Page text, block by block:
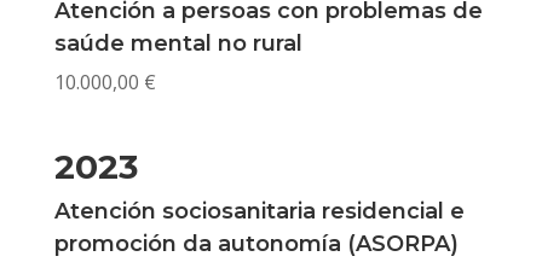
Atención a persoas con problemas de
saúde mental no rural
10.000,00 €
2023
Atención sociosanitaria residencial e
promoción da autonomía (ASORPA)